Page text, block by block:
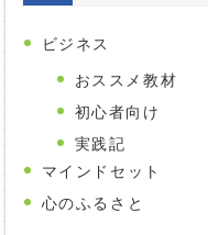
ビジネス
おススメ教材
初心者向け
実践記
マインドセット
心のふるさと